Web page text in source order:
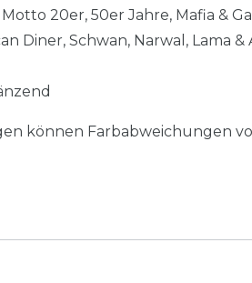
20er, 50er Jahre, Mafia &
Diner, Schwan, Narwal, Lama &
können Farbabweichungen